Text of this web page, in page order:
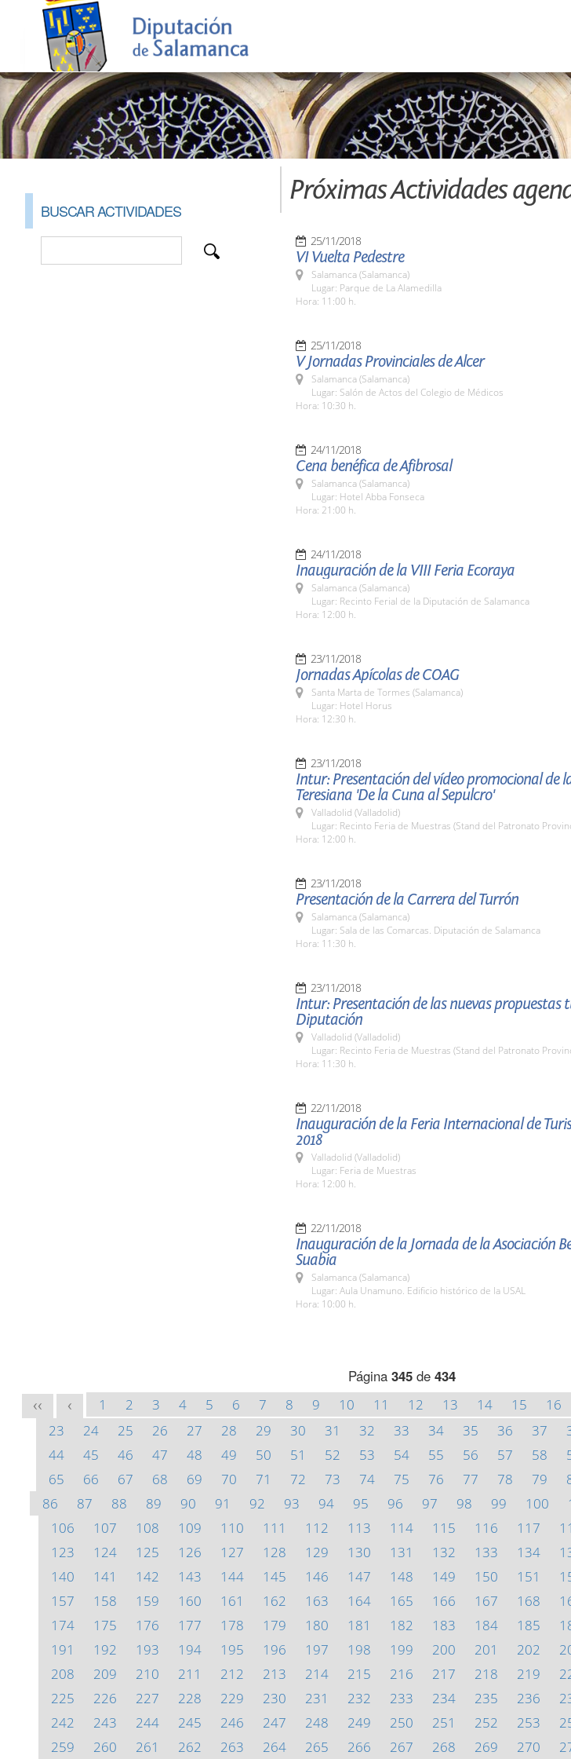
BUSCAR ACTIVIDADES
Próximas Actividades
25/11/2018
VI Vuelta Pedestre
Salamanca (Salamanca)
Lugar: Parque de La Alamedilla
Hora: 11:00 h.
25/11/2018
V Jornadas Provinciales de Alcer
Salamanca (Salamanca)
Lugar: Salón de Actos del Colegio de Médicos
Hora: 10:30 h.
24/11/2018
Cena benéfica de Afibrosal
Salamanca (Salamanca)
Lugar: Hotel Abba Fonseca
Hora: 21:00 h.
24/11/2018
Inauguración de la VIII Feria Ecoraya
Salamanca (Salamanca)
Lugar: Recinto Ferial de la Diputación de Salamanca
Hora: 12:00 h.
23/11/2018
Jornadas Apícolas de COAG
Santa Marta de Tormes (Salamanca)
Lugar: Hotel Horus
Hora: 12:30 h.
23/11/2018
Intur: Presentación del vídeo promocional de
Teresiana 'De la Cuna al Sepulcro'
Valladolid (Valladolid)
Lugar: Recinto Feria de Muestras (Stand del Patronato
Hora: 12:00 h.
23/11/2018
Presentación de la Carrera del Turrón
Salamanca (Salamanca)
Lugar: Sala de las Comarcas. Diputación de Salamanca
Hora: 11:30 h.
23/11/2018
Intur: Presentación de las nuevas propuestas
Diputación
Valladolid (Valladolid)
Lugar: Recinto Feria de Muestras (Stand del Patronato
Hora: 11:30 h.
22/11/2018
Inauguración de la Feria Internacional de
2018
Valladolid (Valladolid)
Lugar: Feria de Muestras
Hora: 12:00 h.
22/11/2018
Inauguración de la Jornada de la Asociación
Suabia
Salamanca (Salamanca)
Lugar: Aula Unamuno. Edificio histórico de la USAL
Hora: 10:00 h.
Página 345de 434
<< < 1 2 3 4 5 6 7 8 9 10 11 12 13 14 15 16
23
24 25 26 27 28 29 30 31 32 33 34 35 36 37
44
45 46 47 48 49 50 51 52 53 54 55 56 57 58
65
66 67 68 69 70 71 72 73 74 75 76 77 78 79
86
87 88 89 90 91 92 93 94 95 96 97 98 99 100
106
107 108 109 110 111 112 113 114 115 116 117
123
124 125 126 127 128 129 130 131 132 133 134
140
141 142 143 144 145 146 147 148 149 150 151
157
158 159 160 161 162 163 164 165 166 167 168
174
175 176 177 178 179 180 181 182 183 184 185
191
192 193 194 195 196 197 198 199 200 201 202
208
209 210 211 212 213 214 215 216 217 218 219
225
226 227 228 229 230 231 232 233 234 235 236
242
243 244 245 246 247 248 249 250 251 252 253
259
260 261 262 263 264 265 266 267 268 269 270